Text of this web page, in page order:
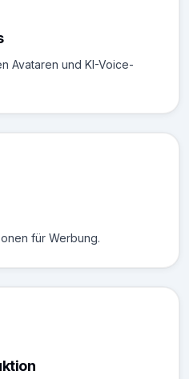
Avataren und KI-Voice-
für Werbung.